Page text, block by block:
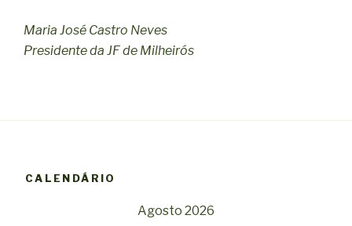
Maria José Castro Neves
Presidente da JF de Milheirós
CALENDÁRIO
Agosto 2026